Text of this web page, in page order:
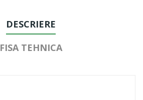
DESCRIERE
FISA TEHNICA